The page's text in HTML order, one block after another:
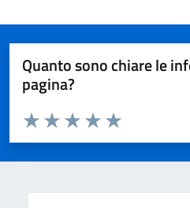
Quanto sono chiare le
pagina?
Valuta da 1 a 5 stelle la pagina
Valuta 5 stelle
Valuta 4 stelle su 5
Valuta 3 stelle su 5
Valuta 2 stelle su 5
Valuta 1 stelle su 5